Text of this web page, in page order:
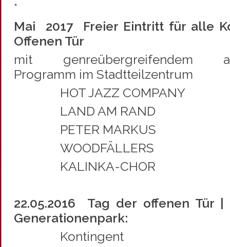
*
Mai 2017 Freier Eintritt für alle
Offenen Tür
mit genreübergreifendem
Programm im Stadtteilzentrum
HOT JAZZ COMPANY
LAND AM RAND
PETER MARKUS
WOODFÄLLERS
KALINKA-CHOR
22.05.2016 Tag der offenen Tür
Generationenpark:
Kontingent